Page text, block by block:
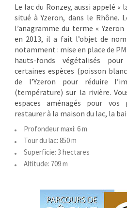
Le lac du Ronzey, aussi appelé «
situé à Yzeron, dans le Rhône.
l’anagramme du terme «
en 2013, il a fait l’objet de
notamment : mise en place de
hauts-fonds végétalisés
certaines espèces (poisson
de l’Yzeron pour réduire
(température) sur la rivière.
espaces aménagés pour vos
restaurer à la maison du lac, la
Profondeur maxi: 6 m
Tour du lac: 850 m
Superficie: 3 hectares
Altitude: 709 m